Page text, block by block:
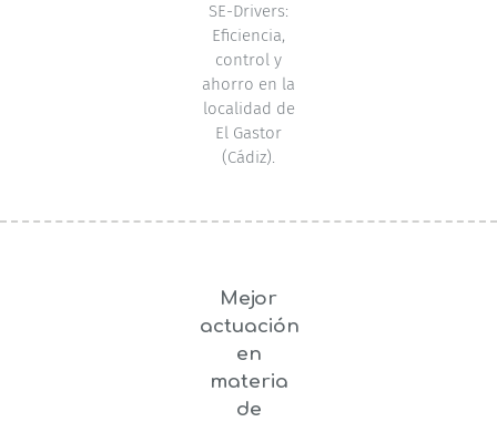
SE-Drivers:
Eficiencia,
control y
ahorro en la
localidad de
El Gastor
(Cádiz).
Mejor
actuación
en
materia
de